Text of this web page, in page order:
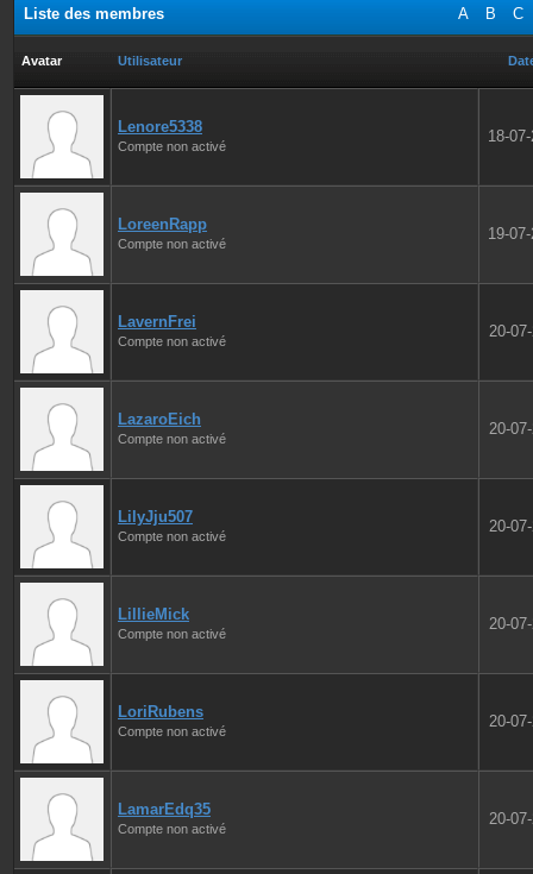
A B C
Liste des membres
Avatar Utilisateur
Lenore5338
Compte non activé
18-
LoreenRapp
Compte non activé
19-
LavernFrei
Compte non activé
20-
LazaroEich
Compte non activé
20-
LilyJju507
Compte non activé
20-
LillieMick
Compte non activé
20-
LoriRubens
Compte non activé
20-
LamarEdq35
Compte non activé
20-